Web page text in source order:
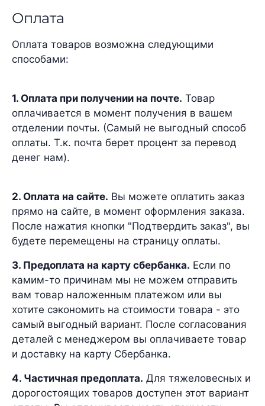
Оплата
Оплата товаров возможна следующими
способами:
1. Оплата при получении на почте. Товар
оплачивается в момент получения в вашем
отделении почты. (Самый не выгодный способ
оплаты. Т.к. почта берет процент за перевод
денег нам).
2. Оплата на сайте. Вы можете оплатить заказ
прямо на сайте, в момент оформления заказа.
После нажатия кнопки "Подтвердить заказ", вы
будете перемещены на страницу оплаты.
3. Предоплата на карту сбербанка. Если по
камим-то причинам мы не можем отправить
вам товар наложенным платежом или вы
хотите сэкономить на стоимости товара - это
самый выгодный вариант. После согласования
деталей с менеджером вы оплачиваете товар
и доставку на карту Сбербанка.
4. Частичная предоплата. Для тяжеловесных и
дорогостоящих товаров доступен этот вариант